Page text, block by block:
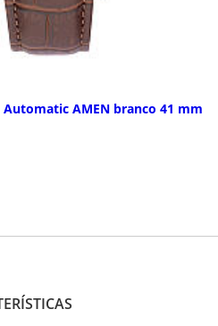
Automatic AMEN branco 41 mm